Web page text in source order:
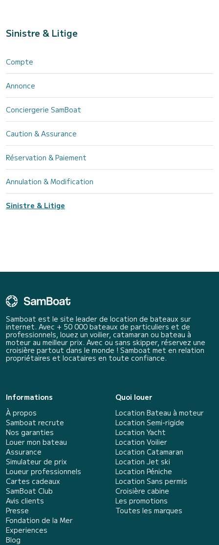
Sinistre & Litige
Compte
Annonce
Conciergerie SamBoat
Caution & Assurance
Réservation & Paiement
Annulation & Modification
Sinistre & Litige
Samboat est le site leader de location de bateaux sur
internet. Avec + 50 000 bateaux de particuliers et de
professionnels, louez un voilier, catamaran ou bateau à
moteur au meilleur prix. Avec ou sans skipper, réservez une
croisière partout dans le monde ! Samboat met en relation
propriétaires et locataires en toute confiance.
Informations
À propos
Samboat recrute
Nos garanties
Louer mon bateau
Assurance
Simulateur de prix
Loueur professionnels
Cartes cadeaux
SamBoat Club
Avis clients
Presse
Fondation de la Mer
Experiences
Blog
Quoi louer
Location Bateau à moteur
Location Semi-rigide
Location Yacht
Location Voilier
Location Catamaran
Location Jet ski
Location Péniche
Location Sans permis
Croisière cabine
Les promotions
Toutes les marques